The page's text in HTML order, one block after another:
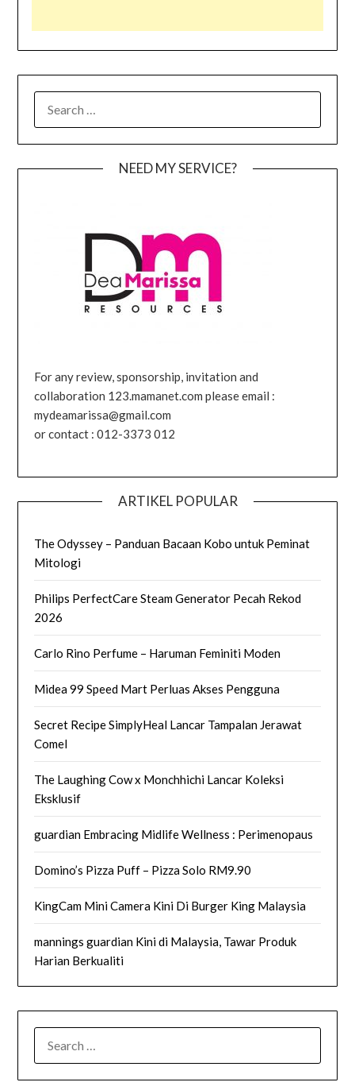
FOR:
NEED MY SERVICE?
For any review, sponsorship, invitation and
collaboration 123.mamanet.com please email :
mydeamarissa@gmail.com
or contact : 012-3373 012
ARTIKEL POPULAR
The Odyssey – Panduan Bacaan Kobo untuk Peminat
Mitologi
Philips PerfectCare Steam Generator Pecah Rekod
2026
Carlo Rino Perfume – Haruman Feminiti Moden
Midea 99 Speed Mart Perluas Akses Pengguna
Secret Recipe SimplyHeal Lancar Tampalan Jerawat
Comel
The Laughing Cow x Monchhichi Lancar Koleksi
Eksklusif
guardian Embracing Midlife Wellness : Perimenopaus
Domino’s Pizza Puff – Pizza Solo RM9.90
KingCam Mini Camera Kini Di Burger King Malaysia
mannings guardian Kini di Malaysia, Tawar Produk
Harian Berkualiti
FOR: